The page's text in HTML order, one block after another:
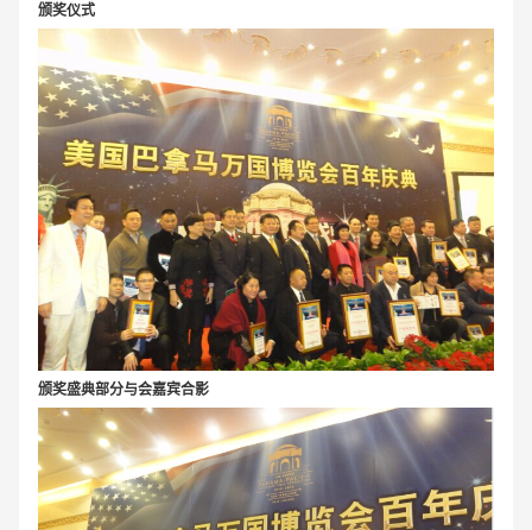
颁奖仪式
颁奖盛典部分与会嘉宾合影